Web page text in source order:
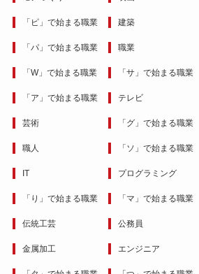
「ピ」で始まる職業 建築
「パ」で始まる職業 職業
「W」で始まる職業 「サ」で始まる職業
「ア」で始まる職業 テレビ
芸術 「グ」で始まる職業
職人 「ソ」で始まる職業
IT プログラミング
「り」で始まる職業 「マ」で始まる職業
伝統工芸 公務員
金属加工 エンジニア